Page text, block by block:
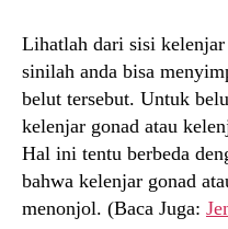
Lihatlah dari sisi
sinilah anda bisa
belut tersebut. Untuk
kelenjar gonad atau
Hal ini tentu berbeda
bahwa kelenjar gonad
menonjol. (Baca Juga: